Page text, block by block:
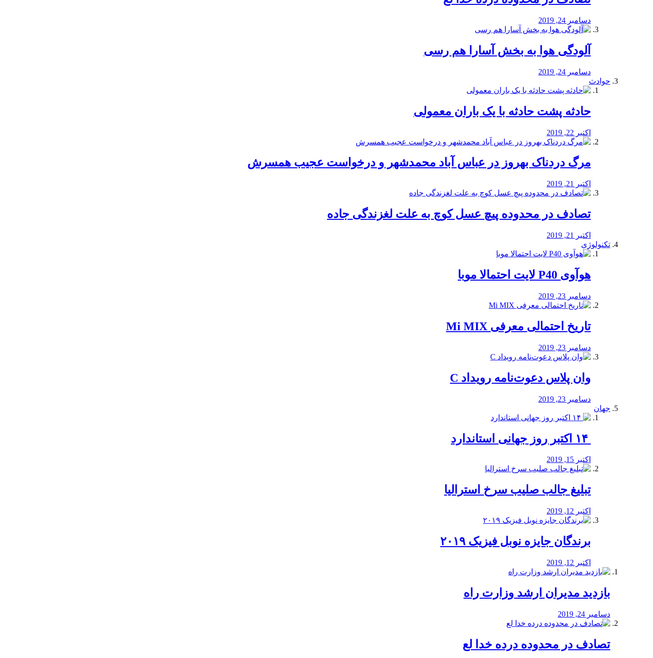
دسامبر 24, 2019
آلودگی هوا به بخش آسارا هم رسی
دسامبر 24, 2019
حوادث
️حادثه پشت حادثه با یک باران معمولی
اکتبر 22, 2019
مرگ دردناک بهروز در عباس آباد محمدشهر و درخواست عجیب همسرش
اکتبر 21, 2019
تصادف در محدوده پیچ عسل کوچ به علت لغزندگی جاده
اکتبر 21, 2019
تکنولوژی
هوآوی P40 لایت احتمالا موبا
دسامبر 23, 2019
تاریخ احتمالی معرفی Mi MIX
دسامبر 23, 2019
وان پلاس دعوت‌نامه رویداد C
دسامبر 23, 2019
جهان
اکتبر 15, 2019
تبلیغ جالب صلیب سرخ استرالیا
اکتبر 12, 2019
برندگان جایزه نوبل فیزیک ۲۰۱۹
اکتبر 12, 2019
بازدید مدیران ارشد وزارت راه
دسامبر 24, 2019
تصادف در محدوده درده خدا لع